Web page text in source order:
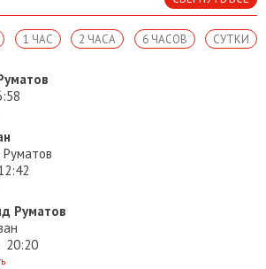
СУТКИ
6 ЧАСОВ
2 ЧАСА
1 ЧАС
Руматов
20:20